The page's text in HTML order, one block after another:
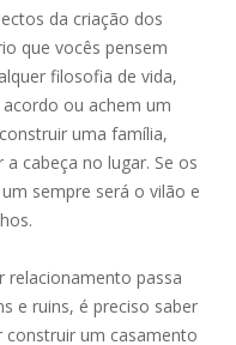
da criação dos
que vocês pensem
filosofia de vida,
ou achem um
uma família,
cabeça no lugar. Se os
sempre será o vilão e
relacionamento passa
e ruins, é preciso saber
construir um casamento